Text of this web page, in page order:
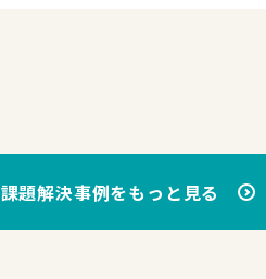
課題解決事例をもっと見る